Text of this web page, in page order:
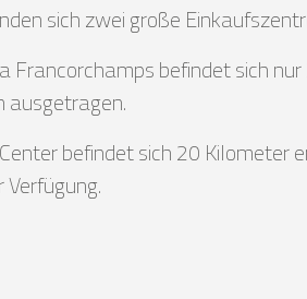
sich zwei große
Francorchamps befindet sich
ausgetragen.
befindet sich 20